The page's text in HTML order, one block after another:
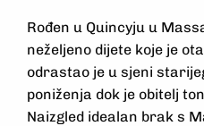
Rođen u Quincyju u
ne­željeno dijete koje je
odrastao je u sjeni
poniženja dok je obitelj
Naizgled idealan brak s